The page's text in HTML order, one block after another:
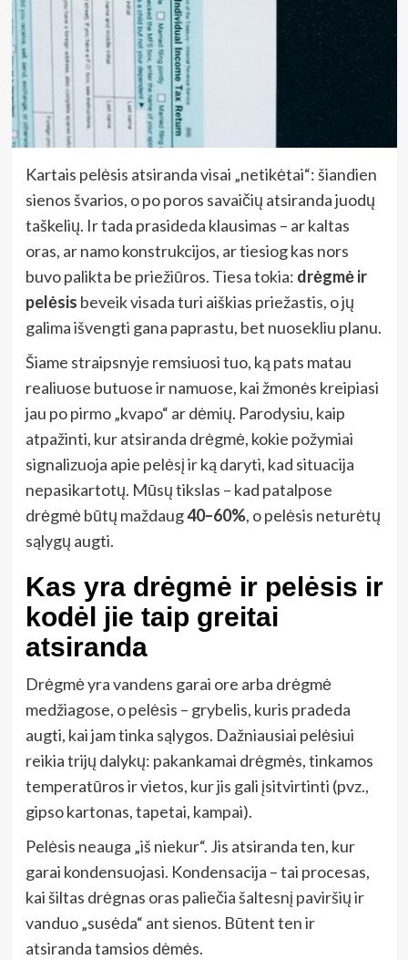
Kartais pelėsis atsiranda visai „netikėtai“: šiandien
sienos švarios, o po poros savaičių atsiranda juodų
taškelių. Ir tada prasideda klausimas – ar kaltas
oras, ar namo konstrukcijos, ar tiesiog kas nors
buvo palikta be priežiūros. Tiesa tokia: drėgmė ir
pelėsis beveik visada turi aiškias priežastis, o jų
galima išvengti gana paprastu, bet nuosekliu planu.
Šiame straipsnyje remsiuosi tuo, ką pats matau
realiuose butuose ir namuose, kai žmonės kreipiasi
jau po pirmo „kvapo“ ar dėmių. Parodysiu, kaip
atpažinti, kur atsiranda drėgmė, kokie požymiai
signalizuoja apie pelėsį ir ką daryti, kad situacija
nepasikartotų. Mūsų tikslas – kad patalpose
drėgmė būtų maždaug40–60%, o pelėsis neturėtų
sąlygų augti.
Kas yra drėgmė ir pelėsis ir
kodėl jie taip greitai
atsiranda
Drėgmė yra vandens garai ore arba drėgmė
medžiagose, o pelėsis – grybelis, kuris pradeda
augti, kai jam tinka sąlygos. Dažniausiai pelėsiui
reikia trijų dalykų: pakankamai drėgmės, tinkamos
temperatūros ir vietos, kur jis gali įsitvirtinti (pvz.,
gipso kartonas, tapetai, kampai).
Pelėsis neauga „iš niekur“. Jis atsiranda ten, kur
garai kondensuojasi. Kondensacija – tai procesas,
kai šiltas drėgnas oras paliečia šaltesnį paviršių ir
vanduo „susėda“ ant sienos. Būtent ten ir
atsiranda tamsios dėmės.